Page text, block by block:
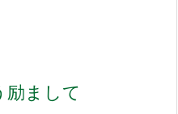
まして